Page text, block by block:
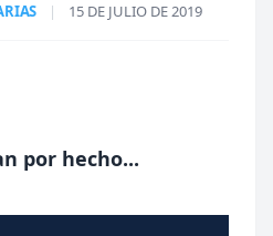
| 15 DE JULIO DE 2019
por hecho...